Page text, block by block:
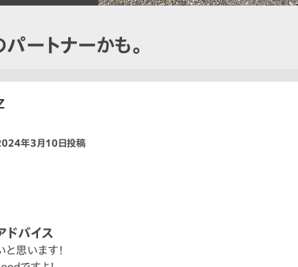
ートナーかも。
年3月10日投稿
ドバイス
思います！